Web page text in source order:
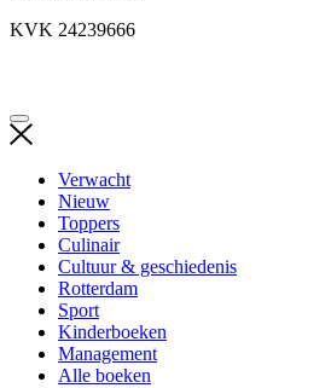
KVK 24239666
Verwacht
Nieuw
Toppers
Culinair
Cultuur & geschiedenis
Rotterdam
Sport
Kinderboeken
Management
Alle boeken